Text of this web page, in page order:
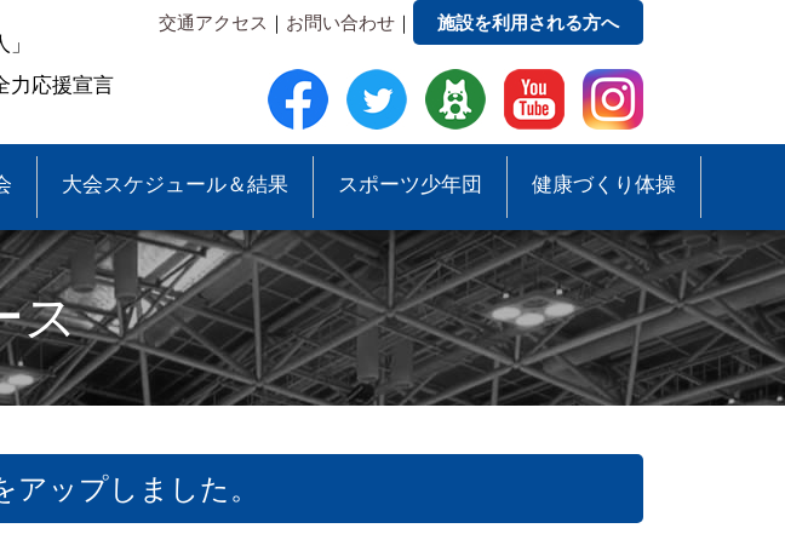
力応援宣言
交通アクセス ｜ お問い合わせ ｜ 施設を利用される方へ
業報告
●事務局への質問・お問合せ
大会スケジュール＆結果 スポーツ少年団
種申請・報告書 ●スポーツ少年団助成事業
健康づくり体操
ス
アップしました。